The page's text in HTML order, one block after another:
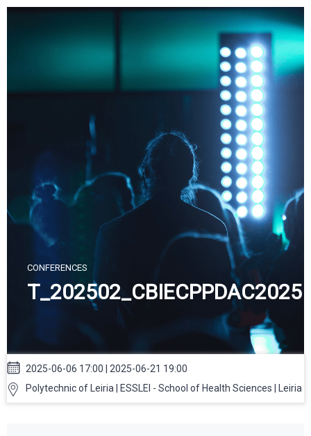
Skip
CONFERENCES
T_202502_CBIECPPDAC2025
2025-06-06 17:00 | 2025-06-21 19:00
Polytechnic of Leiria | ESSLEI - School of Health Sciences | Leiria